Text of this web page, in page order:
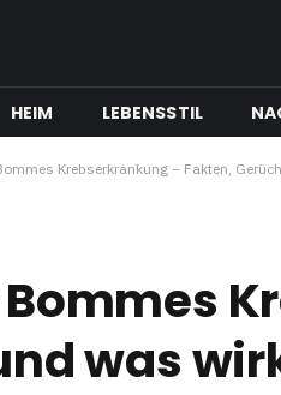
HEIM LEBENSSTIL
Krebserkrankung – Fakten,
was